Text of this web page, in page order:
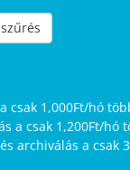
csak 1,000Ft/hó
a csak 1,200Ft/hó
archiválás a csak